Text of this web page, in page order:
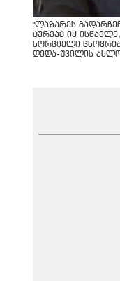
"ლაზარეს
ცურვაც იქ
ხორციელი
დედა-შვილის